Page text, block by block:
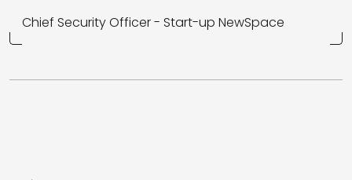
Chief Security Officer - Start-up NewSpace